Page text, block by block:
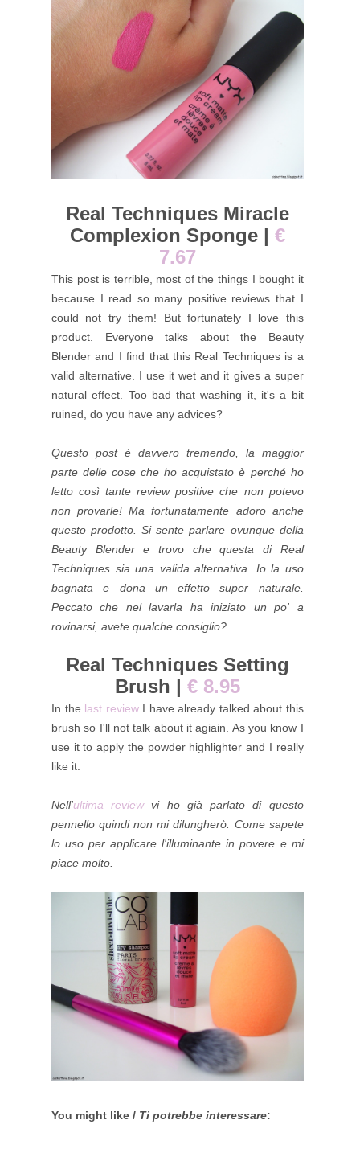
Real Techniques Miracle
Complexion Sponge | €
7.67
This post is terrible, most of the things I bought it
because I read so many positive reviews that I
could not try them! But fortunately I love this
product. Everyone talks about the Beauty
Blender and I find that this Real Techniques is a
valid alternative. I use it wet and it gives a super
natural effect. Too bad that washing it, it's a bit
ruined, do you have any advices?
Questo post è davvero tremendo, la maggior
parte delle cose che ho acquistato è perché ho
letto così tante review positive che non potevo
non provarle! Ma fortunatamente adoro anche
questo prodotto. Si sente parlare ovunque della
Beauty Blender e trovo che questa di Real
Techniques sia una valida alternativa. Io la uso
bagnata e dona un effetto super naturale.
Peccato che nel lavarla ha iniziato un po' a
rovinarsi, avete qualche consiglio?
Real Techniques Setting
Brush | € 8.95
In the last reviewI have already talked about this
brush so I'll not talk about it agiain. As you know I
use it to apply the powder highlighter and I really
like it.
Nell'ultima reviewvi ho già parlato di questo
pennello quindi non mi dilungherò. Come sapete
lo uso per applicare l'illuminante in povere e mi
piace molto.
You might like / Ti potrebbe interessare: